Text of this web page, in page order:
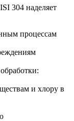
304 наделяет
процессам
и хлору в